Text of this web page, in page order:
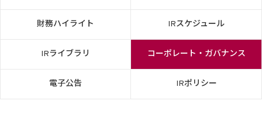
財務ハイライト IRスケジュール
IRライブラリ コーポレート・ガバナンス
電子公告 IRポリシー